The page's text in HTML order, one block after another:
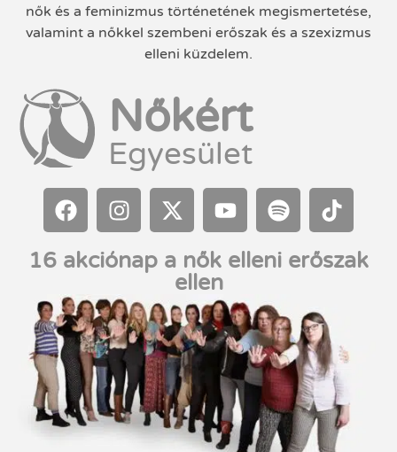
nők és a feminizmus történetének megismertetése,
valamint a nőkkel szembeni erőszak és a szexizmus
elleni küzdelem.
Nőkért
Egyesület
16 akciónap a nők elleni erőszak
ellen